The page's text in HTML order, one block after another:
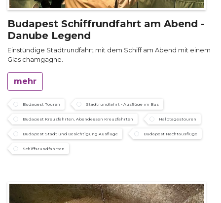
Budapest Schiffrundfahrt am Abend -
Danube Legend
Einstündige Stadtrundfahrt mit dem Schiff am Abend mit einem
Glas chamgagne.
mehr
Budapest Touren Stadtrundfahrt - Ausflüge im Bus
Budapest Kreuzfahrten, Abendessen Kreuzfahrten Halbtagestouren
Budapest Stadt und Besichtigung Ausflüge Budapest Nachtausflüge
Schiffsrundfahrten